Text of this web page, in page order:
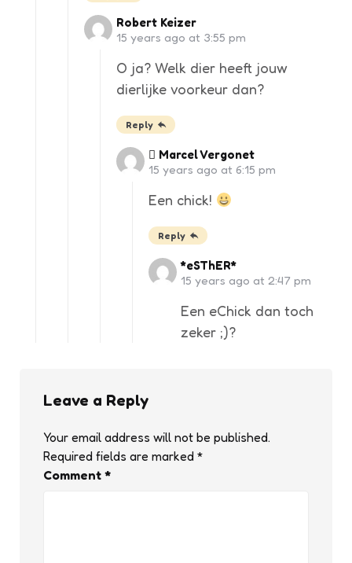
Robert Keizer
15 years ago at 3:55 pm
O ja? Welk dier heeft jouw
dierlijke voorkeur dan?
Reply
 Marcel Vergonet
15 years ago at 6:15 pm
Een chick!
Reply
*eSThER*
15 years ago at 2:47 pm
Een eChick dan toch
zeker ;)?
Leave a Reply
Your email address will not be published.
Required fields are marked *
Comment *